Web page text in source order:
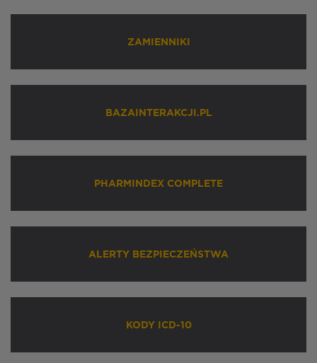
ZAMIENNIKI
BAZAINTERAKCJI.PL
PHARMINDEX COMPLETE
ALERTY BEZPIECZEŃSTWA
KODY ICD-10